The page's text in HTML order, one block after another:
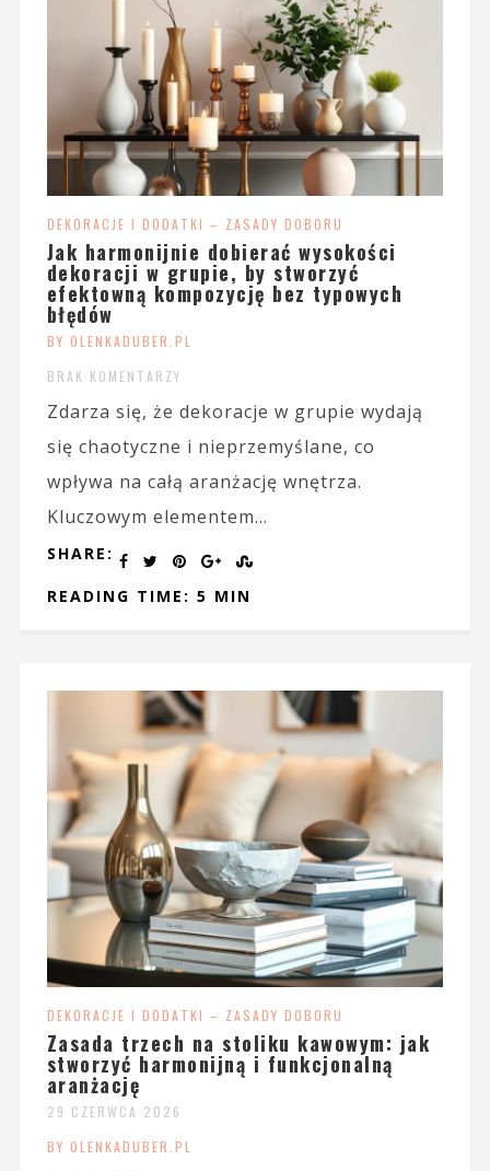
DEKORACJE I DODATKI – ZASADY DOBORU
Jak harmonijnie dobierać wysokości
dekoracji w grupie, by stworzyć
efektowną kompozycję bez typowych
błędów
BY OLENKADUBER.PL
BRAK KOMENTARZY
Zdarza się, że dekoracje w grupie wydają
się chaotyczne i nieprzemyślane, co
wpływa na całą aranżację wnętrza.
Kluczowym elementem...
SHARE:
READING TIME: 5 MIN
DEKORACJE I DODATKI – ZASADY DOBORU
Zasada trzech na stoliku kawowym: jak
stworzyć harmonijną i funkcjonalną
aranżację
29 CZERWCA 2026
BY OLENKADUBER.PL